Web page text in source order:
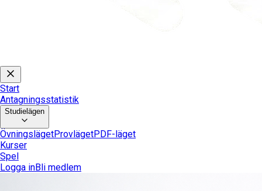
Start
Antagningsstatistik
Studielägen
ÖvningslägetProvlägetPDF-läget
Kurser
Spel
Logga inBli medlem